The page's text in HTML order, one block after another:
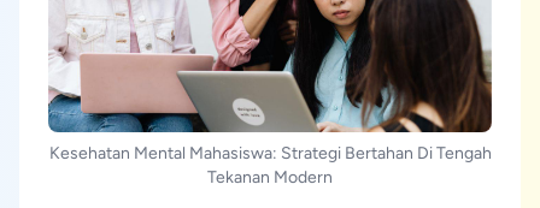
Kesehatan Mental Mahasiswa: Strategi Bertahan Di Tengah
Tekanan Modern